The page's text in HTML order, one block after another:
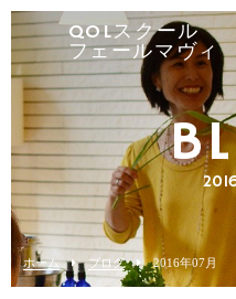
QOLスクール
フェールマヴィ
ホーム ブログ 2016年07月